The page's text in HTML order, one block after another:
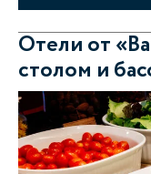
Отели от
столом и